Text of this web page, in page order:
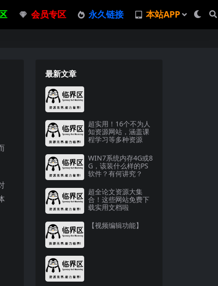
会员专区 永久链接 本站APP
最新文章
超实用！16个不为人
知资源网站，涵盖课
程学习等多种资源
WIN7系统内存4G或8
G，该装什么样的PS
软件？有何讲究？
超全论文资源大集
合！这些网站免费下
载实用文档啦
【视频编辑功能】